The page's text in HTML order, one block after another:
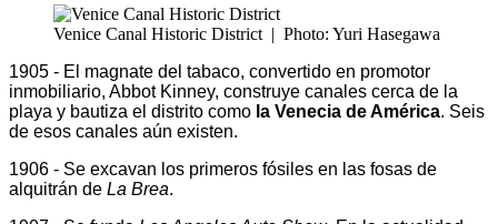
Venice Canal Historic District | Photo: Yuri Hasegawa
1905 - El magnate del tabaco, convertido en promotor
inmobiliario, Abbot Kinney, construye canales cerca de la
playa y bautiza el distrito como la Venecia de América. Seis
de esos canales aún existen.
1906 - Se excavan los primeros fósiles en las fosas de
alquitrán de La Brea.